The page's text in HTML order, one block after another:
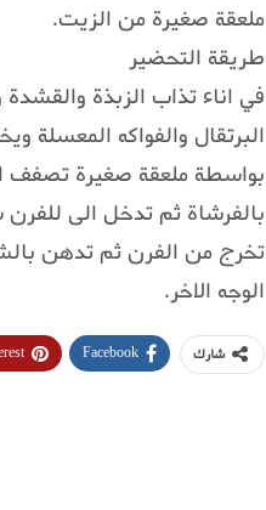
ملعقة صغيرة من الزيت.
طريقة التحضير
في اناء تذاب الزبذة
البرتقال والفواكه المعسلة
بواسطة ملعقة صغيرة تصفف
بالفرشاة ثم تدخل الى للفرن
تخرج من الفرن ثم تدهن
الوجه الاخر.
شارك Facebook